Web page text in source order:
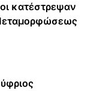
κατέστρεψαν